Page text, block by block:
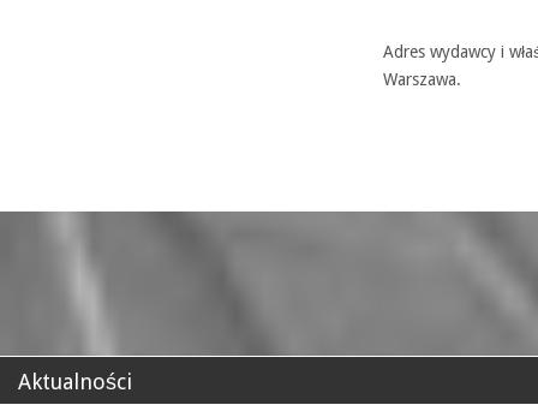
Adres wydawcy i
Warszawa.
Aktualności